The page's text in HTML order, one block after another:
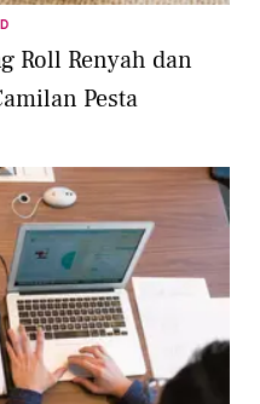
Roll Renyah dan
Pesta